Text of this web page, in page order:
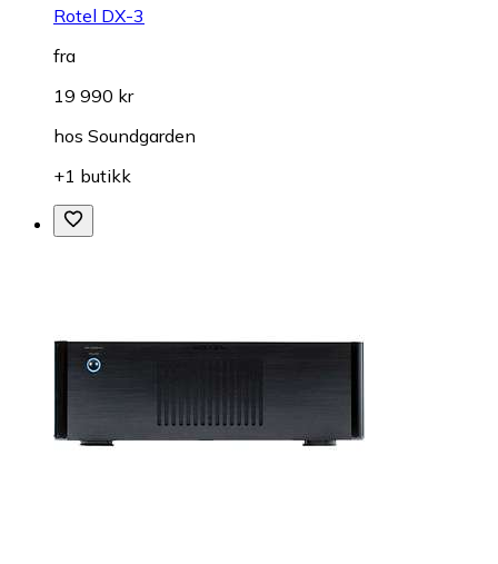
Rotel DX-3
fra
19 990 kr
hos Soundgarden
+1 butikk